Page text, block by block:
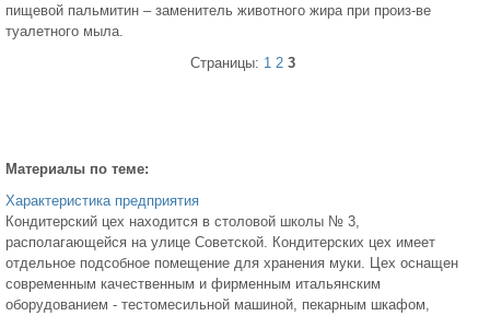
пищевой пальмитин – заменитель животного жира при произ-ве
туалетного мыла.
Страницы: 1 2 3
Материалы по теме:
Характеристика предприятия
Кондитерский цех находится в столовой школы № 3,
располагающейся на улице Советской. Кондитерских цех имеет
отдельное подсобное помещение для хранения муки. Цех оснащен
современным качественным и фирменным итальянским
оборудованием - тестомесильной машиной, пекарным шкафом,